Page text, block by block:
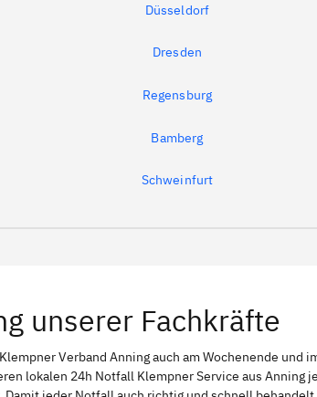
Düsseldorf
Dresden
Regensburg
Bamberg
Schweinfurt
unserer Fachkräfte
Verband Anning auch am Wochenende und
lokalen 24h Notfall Klempner Service aus Anning